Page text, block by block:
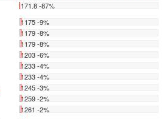
171.8 -87%
1175 -9%
1179 -8%
1179 -8%
1203 -6%
1233 -4%
1233 -4%
1245 -3%
1259 -2%
1261 -2%